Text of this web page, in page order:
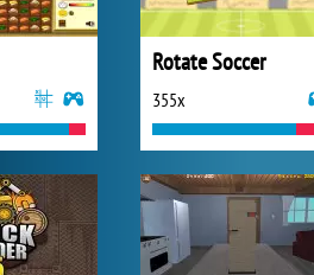
Rotate Soccer
355x